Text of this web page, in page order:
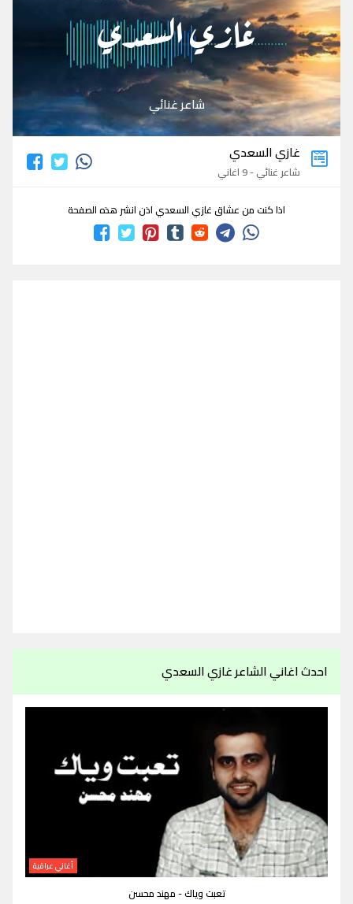
غازي السعدي
شاعر غنائي
غازي السعدي
شاعر غنائي - 9 اغاني
اذا كنت من عشاق غازي السعدي اذن انشر هذه الصفحة
احدث اغاني الشاعر غازي السعدي
أغاني عراقية
تعبت وياك - مهند محسن